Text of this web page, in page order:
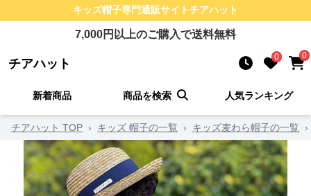
キッズ帽子専門通販サイトチアハット
7,000円以上のご購入で送料無料
チアハット 0 0
新着商品 商品を検索 人気ランキング
チアハット TOP › キッズ 帽子の一覧 › キッズ麦わら帽子の一覧 ›